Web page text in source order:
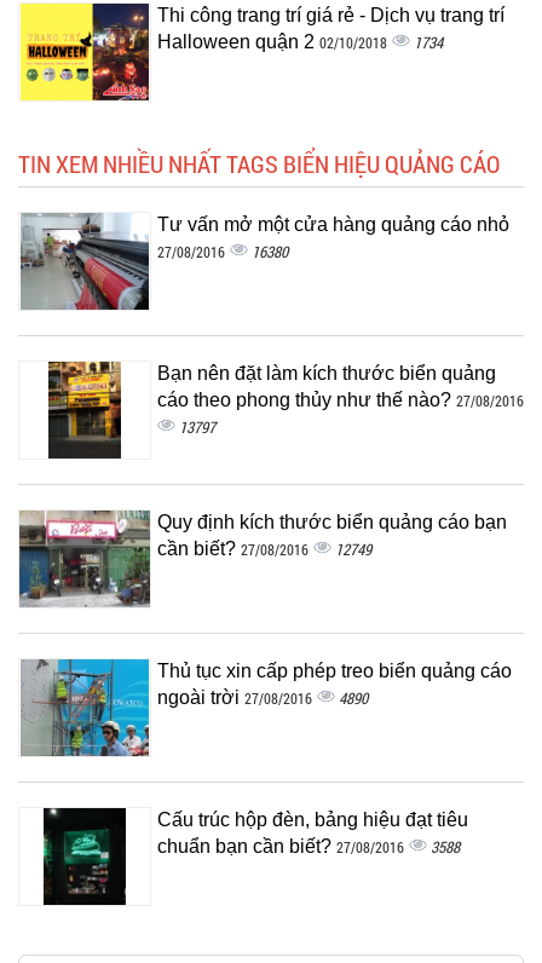
Thi công trang trí giá rẻ - Dịch vụ trang trí
Halloween quận 2 02/10/2018 1734
TIN XEM NHIỀU NHẤT TAGS BIỂN HIỆU QUẢNG CÁO
Tư vấn mở một cửa hàng quảng cáo nhỏ
27/08/2016 16380
Bạn nên đặt làm kích thước biển quảng
cáo theo phong thủy như thế nào? 27/08/2016
13797
Quy định kích thước biển quảng cáo bạn
cần biết? 27/08/2016 12749
Thủ tục xin cấp phép treo biển quảng cáo
ngoài trời 27/08/2016 4890
Cấu trúc hộp đèn, bảng hiệu đạt tiêu
chuẩn bạn cần biết? 27/08/2016 3588